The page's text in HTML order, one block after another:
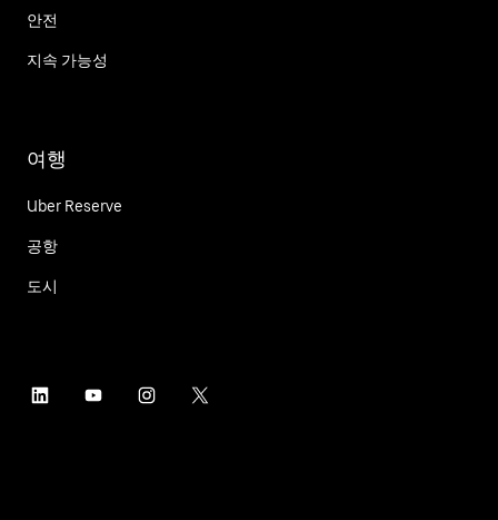
안전
지속 가능성
여행
Uber Reserve
공항
도시